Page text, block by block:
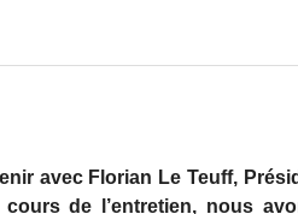
avec Florian Le Teuff,
de l’entretien, nous